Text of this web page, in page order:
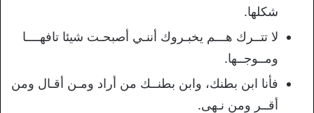
شكلها.
لا تتــرك هـــم يخبـروك أننـي أصبحـت شيئا تافهــــا
ومــوجــها.
فأنا ابن بطنك، وابن بطنــك من أراد ومـن أقـال ومن
أقــر ومن نـهى.